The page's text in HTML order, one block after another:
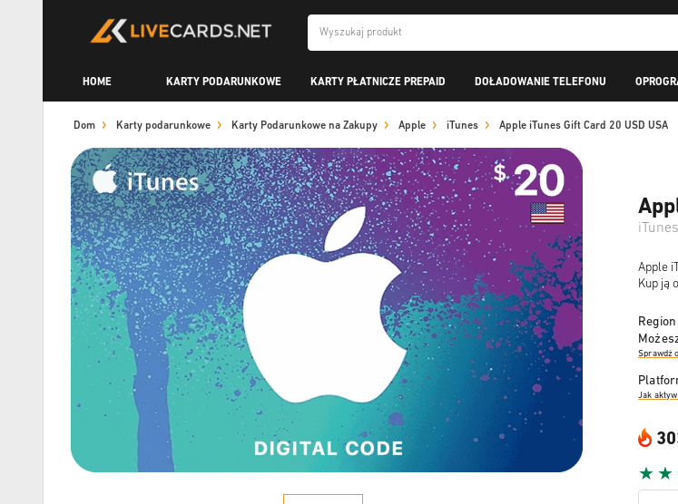
HOME KARTY PODARUNKOWE KARTY PŁATNICZE PREPAID DOŁADOWANIE TELEFONU
Dom Karty podarunkowe Karty Podarunkowe na Zakupy Apple iTunes Apple iTunes Gift Card 20 USD USA
iTunes
Apple
Kup ją
Sprawdź
Jak